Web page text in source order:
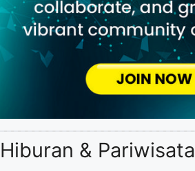
Hiburan & Pariwisata